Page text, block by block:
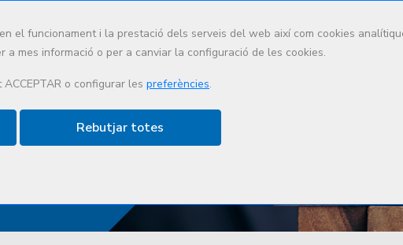
el funcionament i la prestació dels serveis del web així com cookies
a mes informació o per a canviar la configuració de les cookies.
o configurar les preferències.
Rebutjar totes